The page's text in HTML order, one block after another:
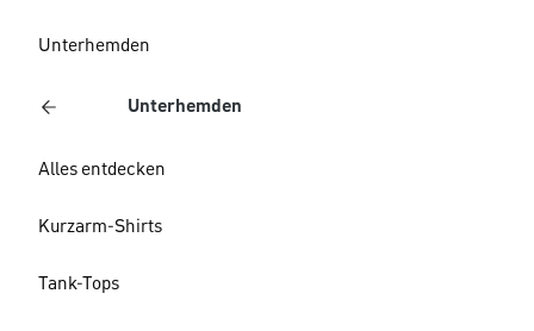
Unterhemden
Unterhemden
Alles entdecken
Kurzarm-Shirts
Tank-Tops